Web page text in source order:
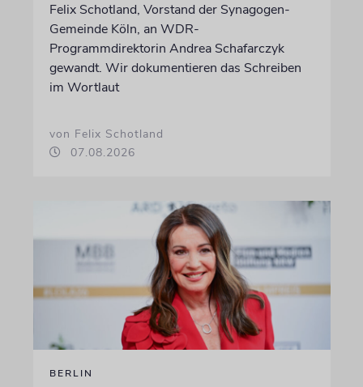
Felix Schotland, Vorstand der Synagogen-
Gemeinde Köln, an WDR-
Programmdirektorin Andrea Schafarczyk
gewandt. Wir dokumentieren das Schreiben
im Wortlaut
von Felix Schotland
07.08.2026
BERLIN